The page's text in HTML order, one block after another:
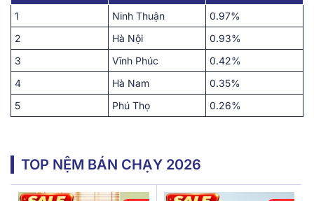
1
Ninh Thuận
0.97%
2
Hà Nội
0.93%
3
Vĩnh Phúc
0.42%
4
Hà Nam
0.35%
5
Phú Thọ 0.26%
TOP NỆM BÁN CHẠY 2026